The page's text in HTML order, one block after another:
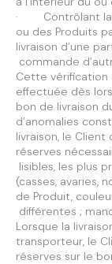
· Contrôlant la
ou des Produits
livraison d’une
commande
Cette
effectuée dès
bon de livraison
d’anomalies
livraison, le
réserves
lisibles, les plus
(casses, avaries,
de Produit,
différentes ;
Lorsque la
transporteur, le
réserves sur le